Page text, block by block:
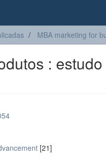
MBA marketing for
:
[21]